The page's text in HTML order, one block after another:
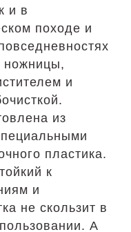
и в
походе и
ножницы,
и
из
пластика.
к
и
не скользит в
А